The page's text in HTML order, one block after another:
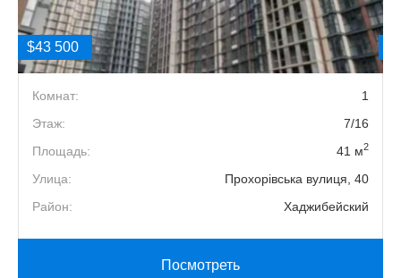
$43 500
Комнат:
1
Этаж:
7/16
Площадь:
41 м2
Улица:
Прохорівська вулиця, 40
Район:
Хаджибейский
Посмотреть